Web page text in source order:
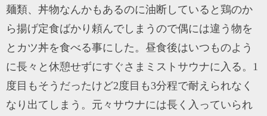
麺類、丼物なんかもあるのに油断していると鶏のか
ら揚げ定食ばかり頼んでしまうので偶には違う物を
とカツ丼を食べる事にした。昼食後はいつものよう
に長々と休憩せずにすぐさまミストサウナに入る。1
度目もそうだったけど2度目も3分程で耐えられなく
なり出てしまう。元々サウナには長く入っていられ